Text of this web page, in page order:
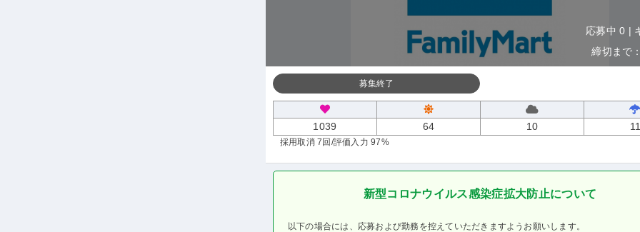
応募中 0 |
締切まで
募集終了
1039 64 10
採用取消 7回 /評価入力 97%
新型コロナウイルス感染症拡大防止について
以下の場合には、応募および勤務を控えていただきますようお願いします。